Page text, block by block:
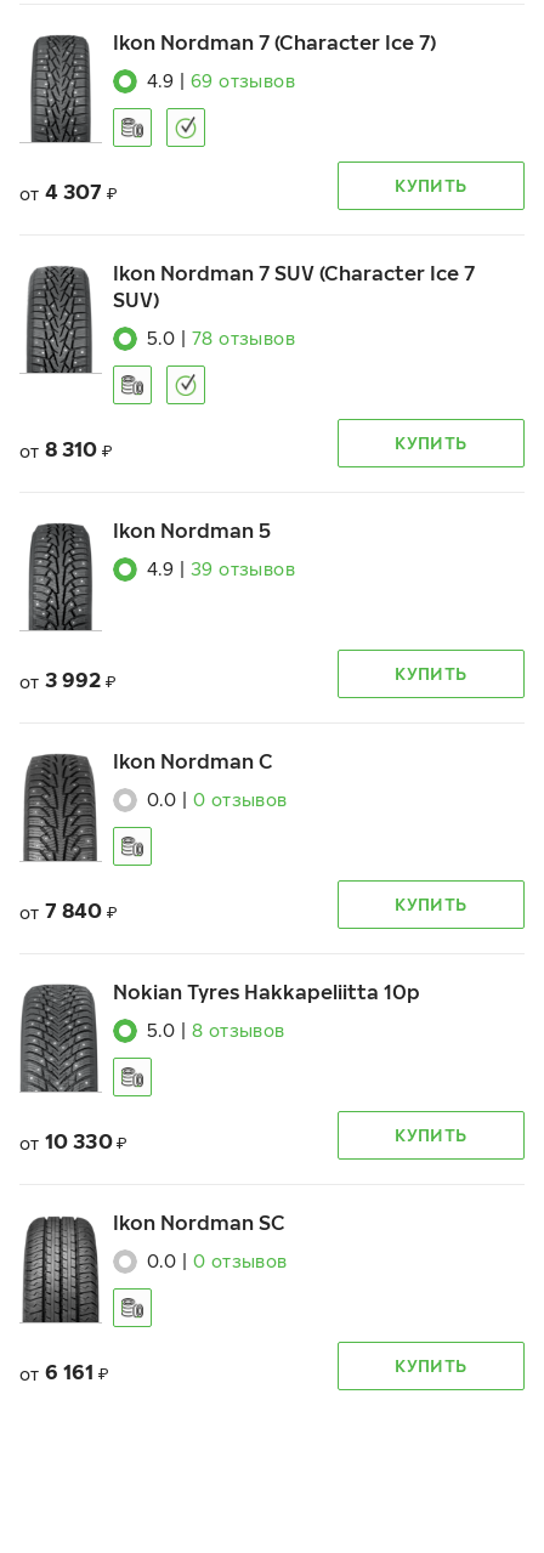
Ikon Nordman 7 (Character Ice 7)
4.9 69 отзывов
от 4 307 ₽ КУПИТЬ
Ikon Nordman 7 SUV (Character Ice 7
SUV)
5.0 78 отзывов
от 8 310 ₽ КУПИТЬ
Ikon Nordman 5
4.9 39 отзывов
от 3 992 ₽ КУПИТЬ
Ikon Nordman C
0.0 0 отзывов
от 7 840 ₽ КУПИТЬ
Nokian Tyres Hakkapeliitta 10p
5.0 8 отзывов
от 10 330 ₽ КУПИТЬ
Ikon Nordman SC
0.0 0 отзывов
от 6 161 ₽ КУПИТЬ